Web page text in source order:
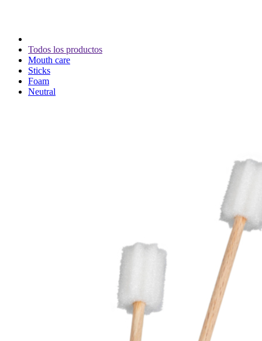
Todos los productos
Mouth care
Sticks
Foam
Neutral